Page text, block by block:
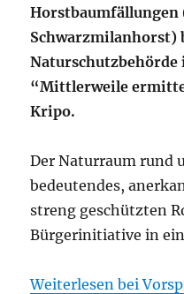
Horstbaumfällungen
Schwarzmilanhorst)
Naturschutzbehörde
“Mittlerweile
Kripo.
Der Naturraum rund
bedeutendes,
streng geschützten
Bürgerinitiative in
Weiterlesen bei